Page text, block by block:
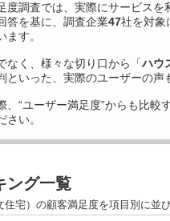
度調査では、実際にサービスを
答を基に、調査企業47社を対象
ます。
なく、様々な切り口から「ハウ
といった、実際のユーザーの声
、“ユーザー満足度”からも比較
い。
ング一覧
宅）の顧客満足度を項目別に並